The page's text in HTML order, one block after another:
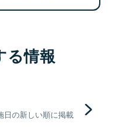
る情報
日の新しい順に掲載